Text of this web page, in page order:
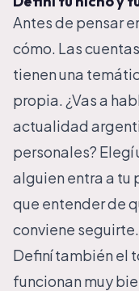
Antes de pensar
cómo. Las
tienen una
propia. ¿Vas a
actualidad
personales? Elegí
alguien entra a tu
que entender de
conviene seguirte.
Definí también el
funcionan muy